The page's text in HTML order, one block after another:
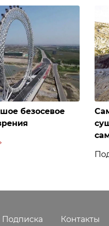
безосевое
Подписка Контакты